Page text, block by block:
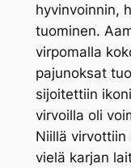
hyvinvoinnin,
tuominen.
virpomalla
pajunoksat
sijoitettiin
virvoilla oli
Niillä virvottiin
vielä karjan